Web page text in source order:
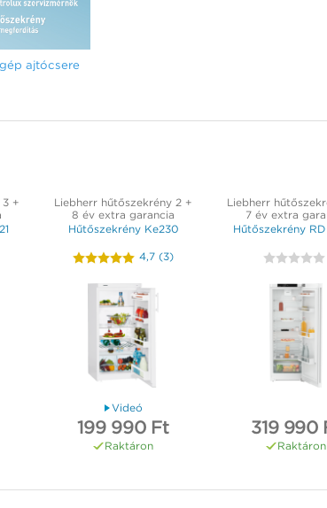
ajtócsere
+
Liebherr hűtőszekrény 2 +
8 év extra garancia
Hűtőszekrény Ke230
4,7 (3)
Videó
199 990 Ft
Raktáron
Liebherr
7 év extra
Hűtőszekrény
319 990
Raktáron